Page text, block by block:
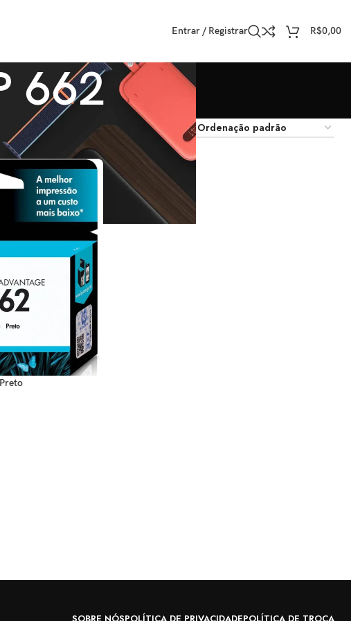
Entrar / Registrar R$0,00
662
Mostrar 12 18 24